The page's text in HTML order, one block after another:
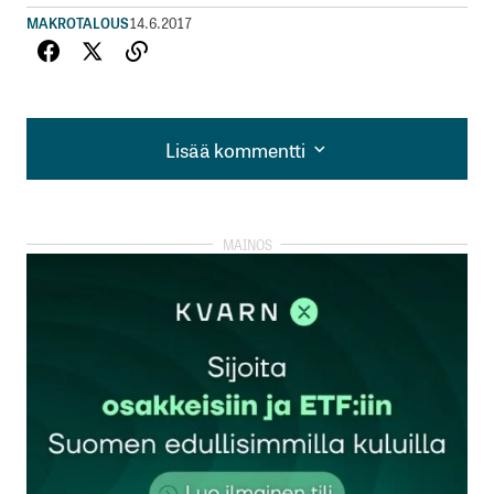
MAKROTALOUS14.6.2017
Lisää kommentti
Lisää kommentti
kirjautua
rekisteröityä
Sähköpostiosoitettasi ei julkaista.Pakolliset